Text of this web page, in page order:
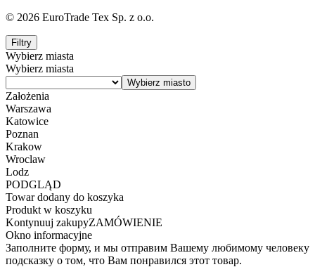
© 2026 EuroTrade Tex Sp. z o.o.
Filtry
Wybierz miasta
Wybierz miasta
Założenia
Warszawa
Katowice
Poznan
Krakow
Wroclaw
Lodz
PODGLĄD
Towar dodany do koszyka
Produkt w koszyku
Kontynuuj zakupyZAMÓWIENIE
Okno informacyjne
Заполните форму, и мы отправим Вашему любимому человеку
подсказку о том, что Вам понравился этот товар.